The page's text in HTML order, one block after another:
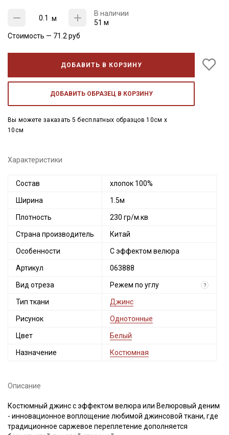
м
В наличии
51 м
Стоимость — 71.2 руб
ДОБАВИТЬ В КОРЗИНУ
ДОБАВИТЬ ОБРАЗЕЦ В КОРЗИНУ
Вы можете заказать 5 бесплатных образцов 10см x
10см
Характеристики
Состав хлопок 100%
Ширина 1.5м
Плотность 230 гр/м.кв
Страна производитель Китай
Особенности С эффектом велюра
Артикул 063888
Вид отреза Режем по углу ?
Тип ткани Джинс
Рисунок Однотонные
Цвет Белый
Назначение Костюмная
Описание
Костюмный джинс с эффектом велюра или Велюровый деним
- инновационное воплощение любимой джинсовой ткани, где
традиционное саржевое переплетение дополняется